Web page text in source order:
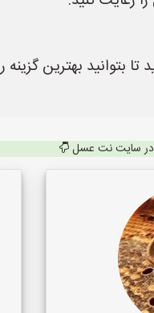
بهترین گزینه
در سایت نت عسل